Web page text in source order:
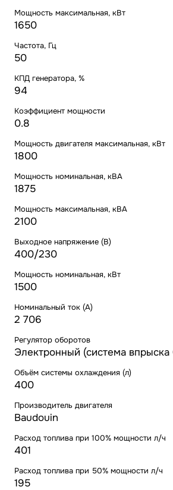
Мощность максимальная, кВт
1650
Частота, Гц
50
КПД генератора, %
94
Коэффициент мощности
0.8
Мощность двигателя максимальная, кВт
1800
Мощность номинальная, кВА
1875
Мощность максимальная, кВА
2100
Выходное напряжение (В)
400/230
Мощность номинальная, кВт
1500
Номинальный ток (А)
2 706
Регулятор оборотов
Электронный (система впрыска
Объём системы охлаждения (л)
400
Производитель двигателя
Baudouin
Расход топлива при 100% мощности л/ч
401
Расход топлива при 50% мощности л/ч
195